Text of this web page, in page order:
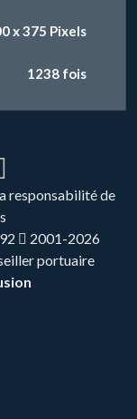
x 375 Pixels
1238 fois
responsabilité de
2001-2026
portuaire